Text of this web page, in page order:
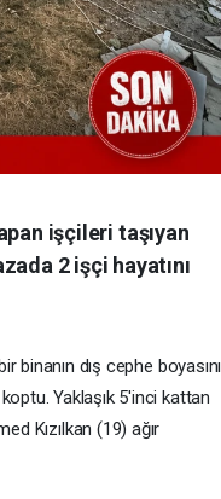
işçileri taşıyan
2 işçi hayatını
dış cephe boyasını
Yaklaşık 5'inci kattan
Kızılkan (19) ağır